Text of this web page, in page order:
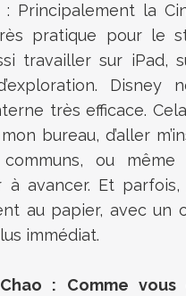
: Principalement la
pratique pour le
travailler sur iPad,
Disney
très efficace.
bureau, d’aller
communs, ou
à avancer. Et
au papier, avec un
immédiat.
: Comme